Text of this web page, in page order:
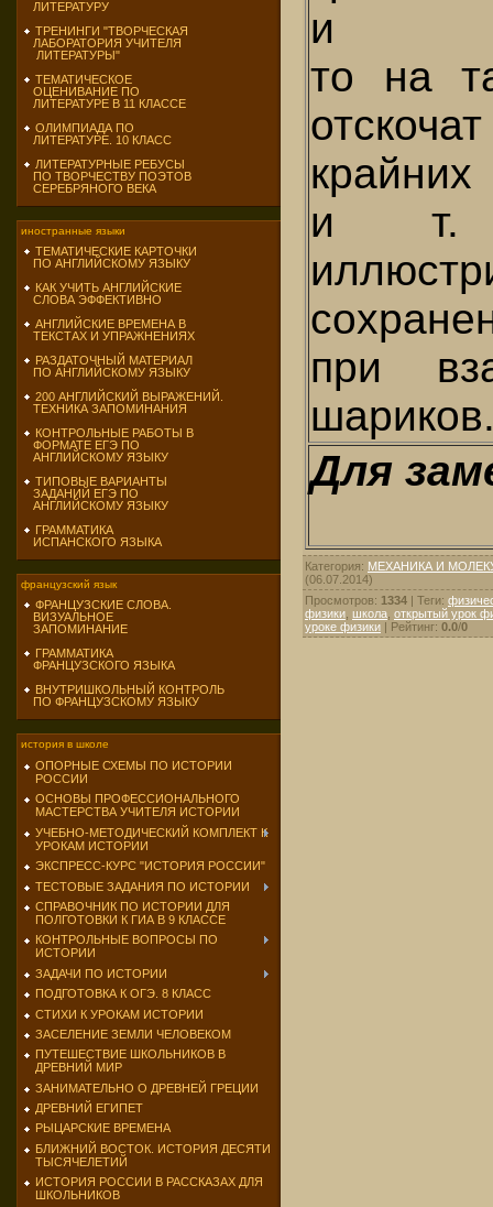
ЛИТЕРАТУРУ
ТРЕНИНГИ "ТВОРЧЕСКАЯ
ЛАБОРАТОРИЯ УЧИТЕЛЯ
ЛИТЕРАТУРЫ"
ТЕМАТИЧЕСКОЕ
ОЦЕНИВАНИЕ ПО
ЛИТЕРАТУРЕ В 11 КЛАССЕ
ОЛИМПИАДА ПО
ЛИТЕРАТУРЕ. 10 КЛАСС
ЛИТЕРАТУРНЫЕ РЕБУСЫ
ПО ТВОРЧЕСТВУ ПОЭТОВ
СЕРЕБРЯНОГО ВЕКА
иностранные языки
ТЕМАТИЧЕСКИЕ КАРТОЧКИ
ПО АНГЛИЙСКОМУ ЯЗЫКУ
КАК УЧИТЬ АНГЛИЙСКИЕ
СЛОВА ЭФФЕКТИВНО
АНГЛИЙСКИЕ ВРЕМЕНА В
ТЕКСТАХ И УПРАЖНЕНИЯХ
РАЗДАТОЧНЫЙ МАТЕРИАЛ
ПО АНГЛИЙСКОМУ ЯЗЫКУ
200 АНГЛИЙСКИЙ ВЫРАЖЕНИЙ.
ТЕХНИКА ЗАПОМИНАНИЯ
КОНТРОЛЬНЫЕ РАБОТЫ В
ФОРМАТЕ ЕГЭ ПО
АНГЛИЙСКОМУ ЯЗЫКУ
ТИПОВЫЕ ВАРИАНТЫ
ЗАДАНИЙ ЕГЭ ПО
АНГЛИЙСКОМУ ЯЗЫКУ
ГРАММАТИКА
ИСПАНСКОГО ЯЗЫКА
французский язык
ФРАНЦУЗСКИЕ СЛОВА.
ВИЗУАЛЬНОЕ
ЗАПОМИНАНИЕ
ГРАММАТИКА
ФРАНЦУЗСКОГО ЯЗЫКА
ВНУТРИШКОЛЬНЫЙ КОНТРОЛЬ
ПО ФРАНЦУЗСКОМУ ЯЗЫКУ
история в школе
ОПОРНЫЕ СХЕМЫ ПО ИСТОРИИ
РОССИИ
ОСНОВЫ ПРОФЕССИОНАЛЬНОГО
МАСТЕРСТВА УЧИТЕЛЯ ИСТОРИИ
УЧЕБНО-МЕТОДИЧЕСКИЙ КОМПЛЕКТ К
УРОКАМ ИСТОРИИ
ЭКСПРЕСС-КУРС "ИСТОРИЯ РОССИИ"
ТЕСТОВЫЕ ЗАДАНИЯ ПО ИСТОРИИ
СПРАВОЧНИК ПО ИСТОРИИ ДЛЯ
ПОЛГОТОВКИ К ГИА В 9 КЛАССЕ
КОНТРОЛЬНЫЕ ВОПРОСЫ ПО
ИСТОРИИ
ЗАДАЧИ ПО ИСТОРИИ
ПОДГОТОВКА К ОГЭ. 8 КЛАСС
СТИХИ К УРОКАМ ИСТОРИИ
ЗАСЕЛЕНИЕ ЗЕМЛИ ЧЕЛОВЕКОМ
ПУТЕШЕСТВИЕ ШКОЛЬНИКОВ В
ДРЕВНИЙ МИР
ЗАНИМАТЕЛЬНО О ДРЕВНЕЙ ГРЕЦИИ
ДРЕВНИЙ ЕГИПЕТ
РЫЦАРСКИЕ ВРЕМЕНА
БЛИЖНИЙ ВОСТОК. ИСТОРИЯ ДЕСЯТИ
ТЫСЯЧЕЛЕТИЙ
ИСТОРИЯ РОССИИ В РАССКАЗАХ ДЛЯ
ШКОЛЬНИКОВ
и
то на
и т.
при
Для
Категория: МЕХАНИКА И
(06.07.2014)
Просмотров: 1334 | Теги:
физики школа открытый урок
уроке физики | Рейтинг: 0.0/0